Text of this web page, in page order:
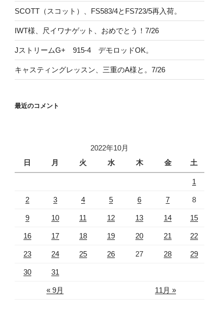
SCOTT（スコット）、FS583/4とFS723/5再入荷。
IWT様、尺イワナゲット、おめでとう！7/26
JストリームG+ 915-4 デモロッドOK。
キャスティングレッスン、三重のA様と。7/26
最近のコメント
2022年10月
日
月 火 水 木 金 土
« 9月 11月 »
1
2 3 4 5 6 7 8
9 10 11 12 13 14 15
16 17 18 19 20 21 22
23 24 25 26 27 28 29
30 31